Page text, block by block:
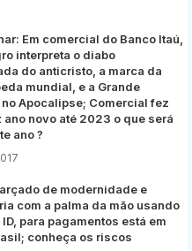
Em comercial do Banco Itaú,
interpreta o diabo
do anticristo, a marca da
mundial, e a Grande
Apocalipse; Comercial fez
novo até 2023 o que será
ano ?
de modernidade e
com a palma da mão usando
para pagamentos está em
conheça os riscos